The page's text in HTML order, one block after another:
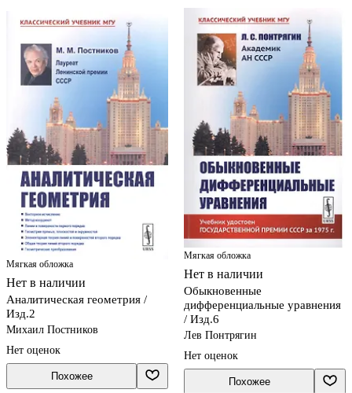
Мягкая обложка
Нет в наличии
Аналитическая геометрия /
Изд.2
Михаил Постников
Нет оценок
Похожее
Мягкая обложка
Нет в наличии
Обыкновенные
дифференциальные уравнения
/ Изд.6
Лев Понтрягин
Нет оценок
Похожее